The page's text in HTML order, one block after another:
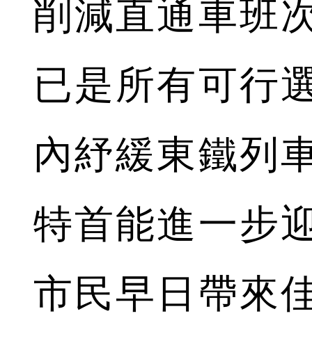
削減直通車班
已是所有可行
內紓緩東鐵列
特首能進一步
市民早日帶來